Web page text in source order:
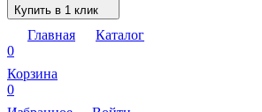
Купить в 1 клик
Главная
Каталог
0
Корзина
0